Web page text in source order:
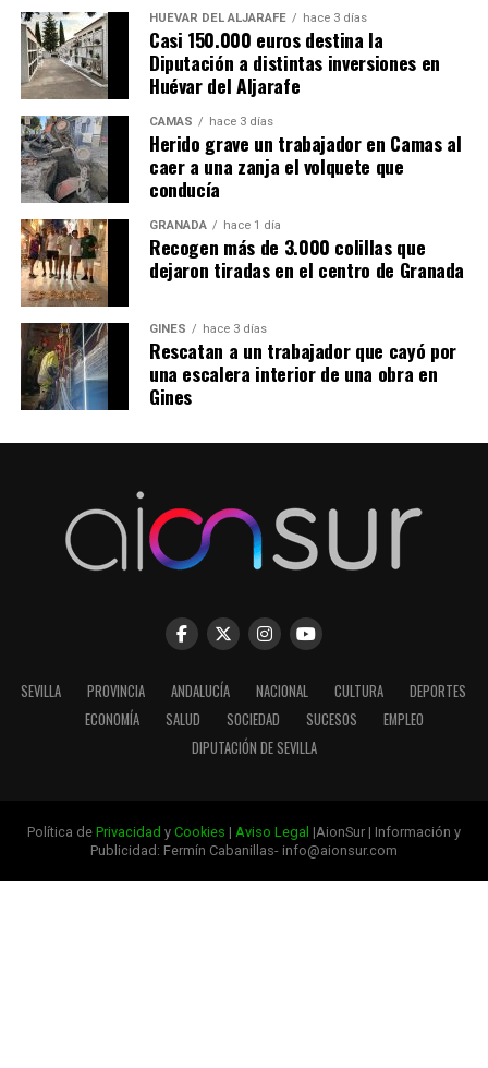
HUÉVAR DEL ALJARAFE hace 3 días
Casi 150.000 euros destina la
Diputación a distintas inversiones en
Huévar del Aljarafe
CAMAS hace 3 días
Herido grave un trabajador en Camas al
caer a una zanja el volquete que
conducía
GRANADA hace 1 día
Recogen más de 3.000 colillas que
dejaron tiradas en el centro de Granada
GINES hace 3 días
Rescatan a un trabajador que cayó por
una escalera interior de una obra en
Gines
SEVILLA PROVINCIA ANDALUCÍA NACIONAL CULTURA
DEPORTES
ECONOMÍA
SALUD SOCIEDAD SUCESOS
EMPLEO
DIPUTACIÓN DE SEVILLA
Política de Privacidad y Cookies | Aviso Legal |AionSur | Información y
Publicidad: Fermín Cabanillas- info@aionsur.com